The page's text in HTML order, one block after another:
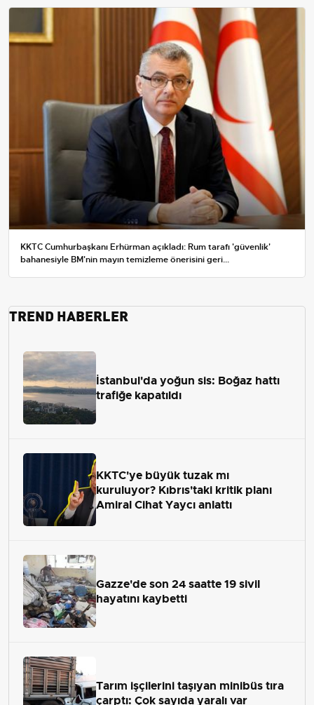
KKTC Cumhurbaşkanı Erhürman açıkladı: Rum tarafı 'güvenlik'
bahanesiyle BM'nin mayın temizleme önerisini geri...
TREND HABERLER
İstanbul'da yoğun sis: Boğaz hattı
trafiğe kapatıldı
KKTC'ye büyük tuzak mı
kuruluyor? Kıbrıs'taki kritik planı
Amiral Cihat Yaycı anlattı
Gazze'de son 24 saatte 19 sivil
hayatını kaybetti
Tarım işçilerini taşıyan minibüs tıra
çarptı: Çok sayıda yaralı var